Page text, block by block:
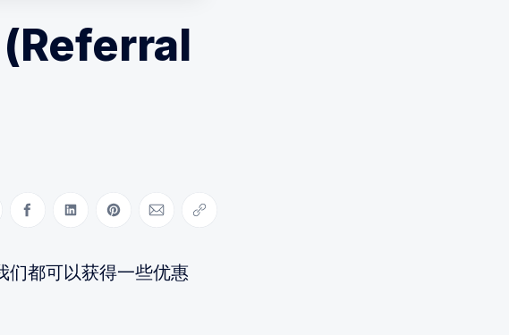
on Twitter
Share on Facebook
Share on LinkedIn
Share on Pinterest
Share via Email
Copy link
们都可以获得一些优惠